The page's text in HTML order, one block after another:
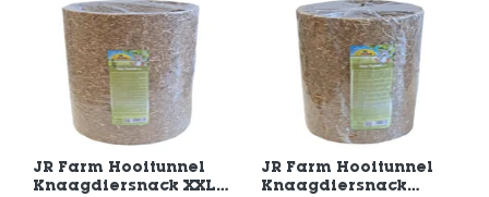
JR Farm Hooitunnel
Knaagdiersnack XXL
JR Farm Hooitunnel
Knaagdiersnack